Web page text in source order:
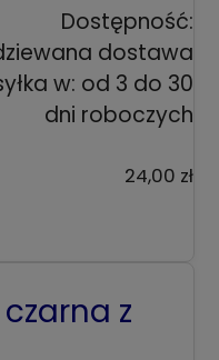
Dostępność:
dostawa
w: od 3 do 30
dni roboczych
24,00 zł
z